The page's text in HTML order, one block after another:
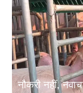
नौकरी नहीं,
सूकरपालन से रची